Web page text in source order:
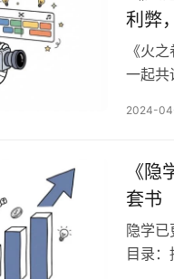
利弊
《火
一起共
2024-
《
套书
隐学
目录